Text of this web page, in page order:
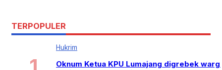
TERPOPULER
Hukrim
Oknum Ketua KPU Lumajang digrebek